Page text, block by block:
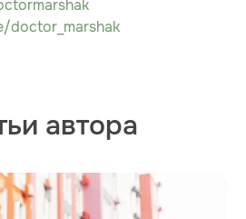
doctor_marshak
автора